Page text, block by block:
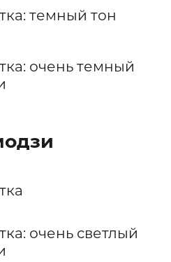
темный тон
очень темный
очень светлый